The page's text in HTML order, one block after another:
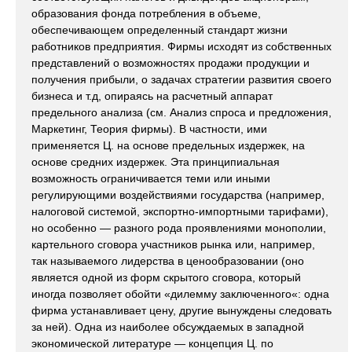
образования фонда потребления в объеме,
обеспечивающем определенный стандарт жизни
работников предприятия. Фирмы исходят из собственных
представлений о возможностях продажи продукции и
получения прибыли, о задачах стратегии развития своего
бизнеса и т.д, опираясь на расчетный аппарат
предельного анализа (см. Анализ спроса и предложения,
Маркетинг, Теория фирмы). В частности, ими
применяется Ц. на основе предельных издержек, на
основе средних издержек. Эта принципиальная
возможность ограничивается теми или иными
регулирующими воздействиями государства (например,
налоговой системой, экспортно-импортными тарифами),
но особенно — разного рода проявлениями монополии,
картельного сговора участников рынка или, например,
так называемого лидерства в ценообразовании (оно
является одной из форм скрытого сговора, который
иногда позволяет обойти «дилемму заключенного«: одна
фирма устанавливает цену, другие вынуждены следовать
за ней). Одна из наиболее обсуждаемых в западной
экономической литературе — концепция Ц. по